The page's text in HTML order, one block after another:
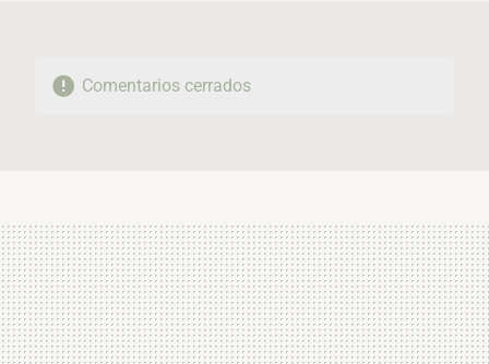
Comentarios cerrados